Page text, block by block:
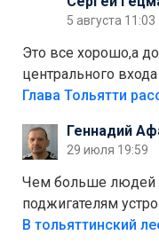
5 августа 11:03
Это все хорошо,а
центрального
аттракционам
лежала в парке и
украли.
Геннадий
29 июля 19:59
Чем больше людей
поджигателям
костры,тех надо